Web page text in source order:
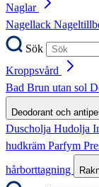
Naglar
Nagellack
Sök
Kroppsvård
Bad Brun utan sol
Deodorant och
Duscholja Hudolja
hudkräm Parfym
hårborttagning